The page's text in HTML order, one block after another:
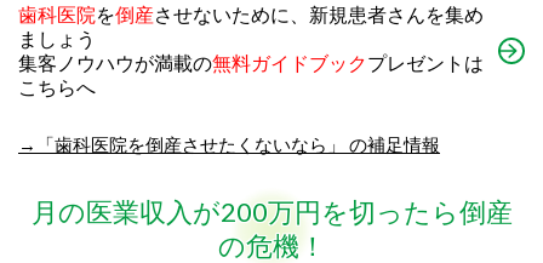
歯科医院を倒産させないために、新規患者さんを集め
ましょう
集客ノウハウが満載の無料ガイドブックプレゼントは
こちらへ
→「歯科医院を倒産させたくないなら」 の補足情報
月の医業収入が200万円を切ったら倒産
の危機！